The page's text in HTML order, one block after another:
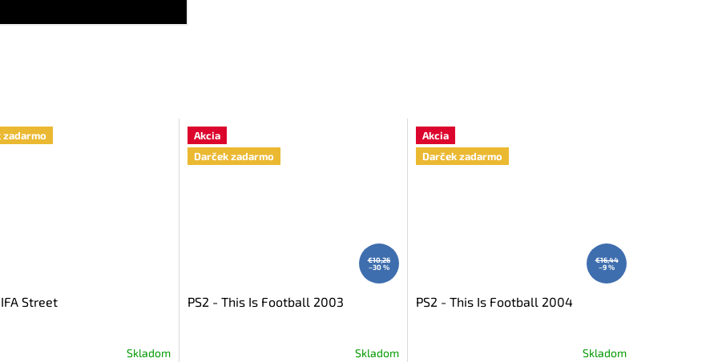
zadarmo
Street
Skladom
Akcia
Darček zadarmo
€10,26
–30 %
PS2 - This Is Football 2003
Skladom
Akcia
Darček zadarmo
€16,44
–9 %
PS2 - This Is Football 2004
Skladom